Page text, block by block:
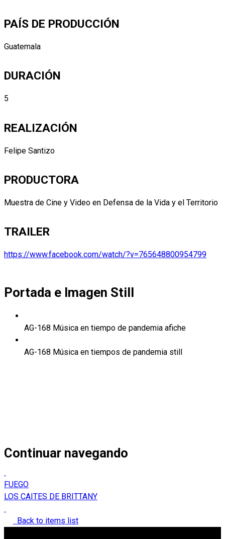
PAÍS DE PRODUCCIÓN
Guatemala
DURACIÓN
5
REALIZACIÓN
Felipe Santizo
PRODUCTORA
Muestra de Cine y Video en Defensa de la Vida y el Territorio
TRAILER
https://www.facebook.com/watch/?v=765648800954799
Portada e Imagen Still
AG-168 Música en tiempo de pandemia afiche
AG-168 Música en tiempos de pandemia still
Continuar navegando
FUEGO
LOS CAITES DE BRITTANY
Back to items list